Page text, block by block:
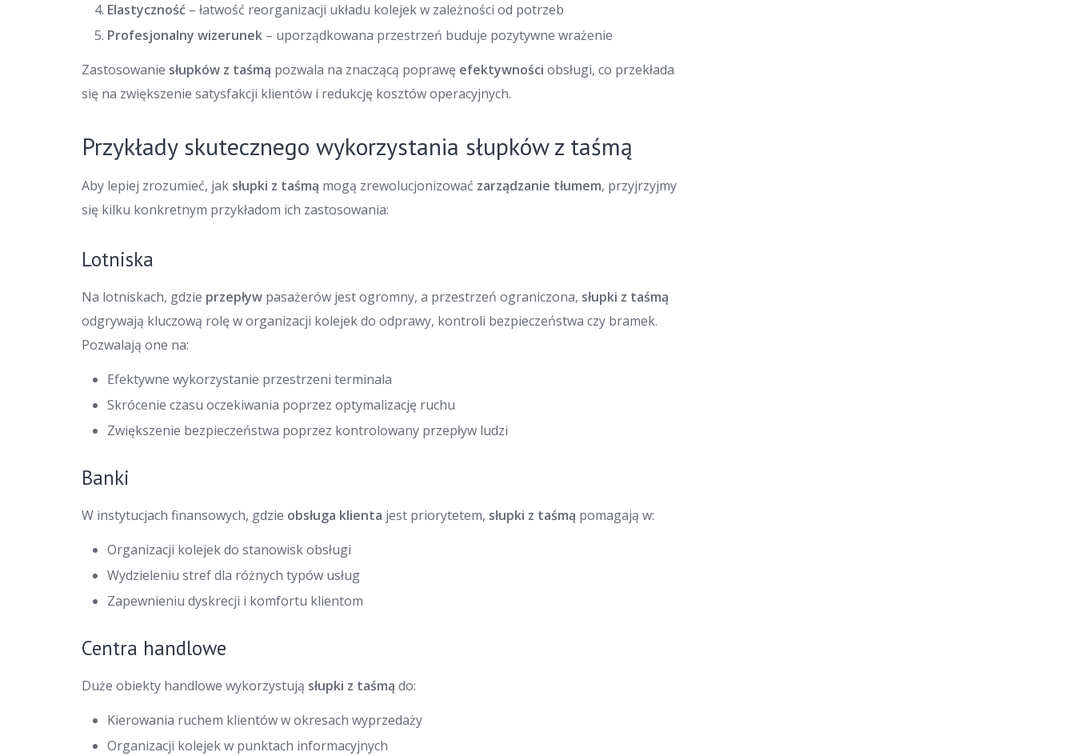
Elastyczność – łatwość reorganizacji układu kolejek w zależności od potrzeb
Profesjonalny wizerunek – uporządkowana przestrzeń buduje pozytywne wrażenie
Zastosowanie słupków z taśmą pozwala na znaczącą poprawę efektywności obsługi, co przekłada
się na zwiększenie satysfakcji klientów i redukcję kosztów operacyjnych.
Przykłady skutecznego wykorzystania słupków z taśmą
Aby lepiej zrozumieć, jak słupki z taśmą mogą zrewolucjonizować zarządzanie tłumem, przyjrzyjmy
się kilku konkretnym przykładom ich zastosowania:
Lotniska
Na lotniskach, gdzie przepływ pasażerów jest ogromny, a przestrzeń ograniczona, słupki z taśmą
odgrywają kluczową rolę w organizacji kolejek do odprawy, kontroli bezpieczeństwa czy bramek.
Pozwalają one na:
Efektywne wykorzystanie przestrzeni terminala
Skrócenie czasu oczekiwania poprzez optymalizację ruchu
Zwiększenie bezpieczeństwa poprzez kontrolowany przepływ ludzi
Banki
W instytucjach finansowych, gdzie obsługa klienta jest priorytetem, słupki z taśmą pomagają w:
Organizacji kolejek do stanowisk obsługi
Wydzieleniu stref dla różnych typów usług
Zapewnieniu dyskrecji i komfortu klientom
Centra handlowe
Duże obiekty handlowe wykorzystują słupki z taśmą do:
Kierowania ruchem klientów w okresach wyprzedaży
Organizacji kolejek w punktach informacyjnych